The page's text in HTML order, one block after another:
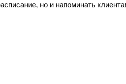
но и напоминать